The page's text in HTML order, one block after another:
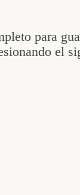
para
el